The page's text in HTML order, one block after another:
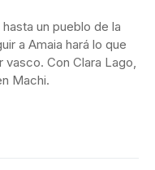
un pueblo de la
a Amaia hará lo que
vasco. Con Clara Lago,
Machi.